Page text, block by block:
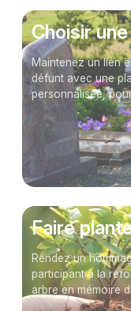
Choisir
Maintenez un lien
défunt avec une
personnalisée,
Faire
Rendez un
participant à la
arbre en mémoire